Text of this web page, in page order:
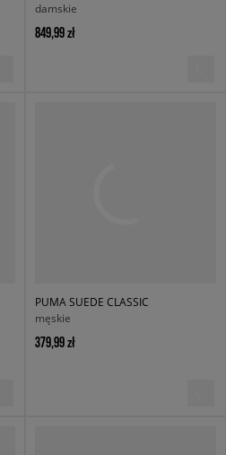
damskie
849,99 zł
PUMA SUEDE CLASSIC
męskie
379,99 zł